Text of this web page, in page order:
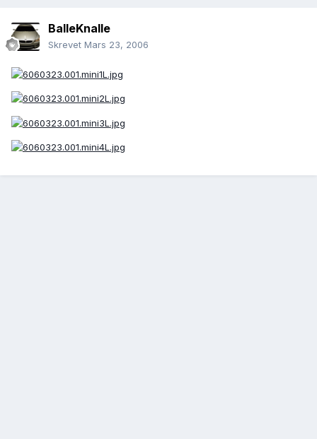
BalleKnalle
Skrevet Mars 23, 2006